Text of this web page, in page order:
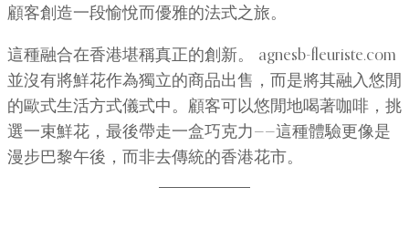
顧客創造一段愉悅而優雅的法式之旅。
這種融合在香港堪稱真正的創新。 agnesb-fleuriste.com
並沒有將鮮花作為獨立的商品出售，而是將其融入悠閒
的歐式生活方式儀式中。顧客可以悠閒地喝著咖啡，挑
選一束鮮花，最後帶走一盒巧克力——這種體驗更像是
漫步巴黎午後，而非去傳統的香港花市。